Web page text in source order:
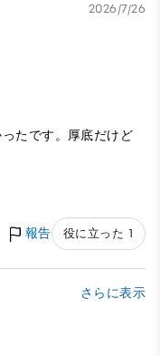
2026/7/26
たです。厚底だけど
報告 役に立った 1
さらに表示